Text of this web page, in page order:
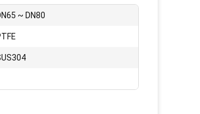
~ DN80